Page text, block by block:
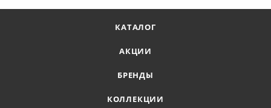
КАТАЛОГ
АКЦИИ
БРЕНДЫ
КОЛЛЕКЦИИ